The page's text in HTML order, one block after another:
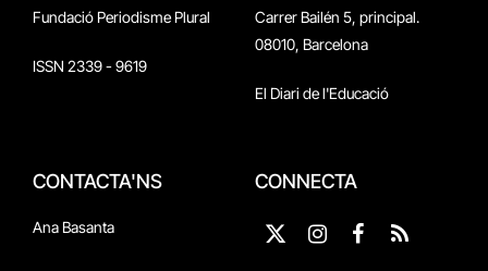
Fundació Periodisme Plural
ISSN 2339 - 9619
Carrer Bailén 5, principal.
08010, Barcelona
El Diari de l'Educació
CONTACTA'NS
Ana Basanta
CONNECTA
X
Instagram
Facebook
RSS